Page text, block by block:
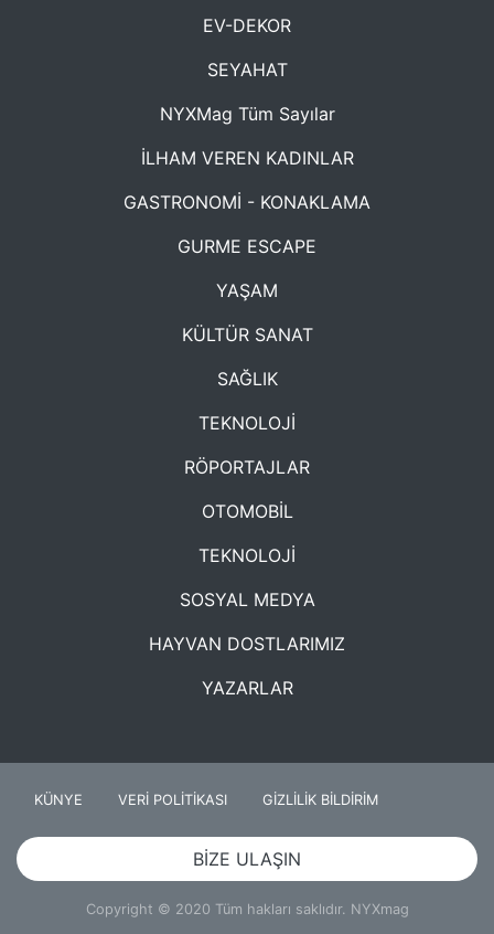
EV-DEKOR
SEYAHAT
NYXMag Tüm Sayılar
İLHAM VEREN KADINLAR
GASTRONOMİ - KONAKLAMA
GURME ESCAPE
YAŞAM
KÜLTÜR SANAT
SAĞLIK
TEKNOLOJİ
RÖPORTAJLAR
OTOMOBİL
TEKNOLOJİ
SOSYAL MEDYA
HAYVAN DOSTLARIMIZ
YAZARLAR
KÜNYE VERİ POLİTİKASI GİZLİLİK BİLDİRİM
BİZE ULAŞIN
Copyright © 2020 Tüm hakları saklıdır. NYXmag